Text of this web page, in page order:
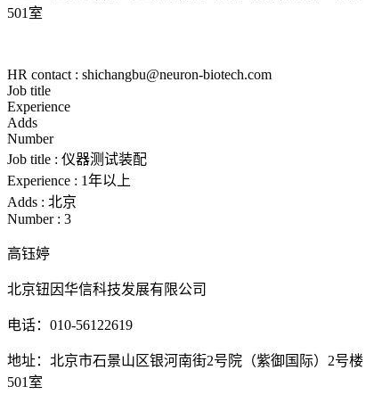
501 室
HR contact : shichangbu@neuron-biotech.com
Job title
Experience
Adds
Number
Job title : 仪器测试装配
Experience : 1年以上
Adds : 北京
Number : 3
高钰婷
北京钮因华信科技发展有限公司
电话： 010-56122619
地址：北京市石景山区银河南街2号院（紫御国际） 2号楼
501 室